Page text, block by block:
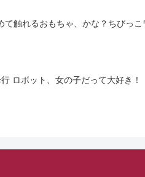
て触れるおもちゃ、かな？ちびっ
行 ロボット、女の子だって大好き